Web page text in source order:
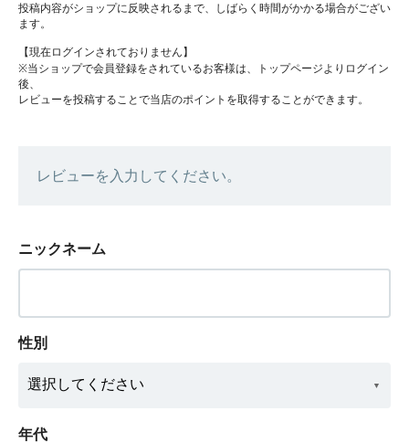
投稿内容がショップに反映されるまで、しばらく時間がかかる場合がござい
ます。
【現在ログインされておりません】
※当ショップで会員登録をされているお客様は、トップページよりログイン
後、
レビューを投稿することで当店のポイントを取得することができます。
レビューを入力してください。
ニックネーム
性別
年代